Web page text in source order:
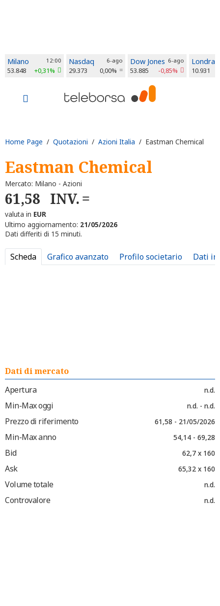
Milano 12:00
53.848 +0,31%
Nasdaq 6-ago
29.373 0,00%
Dow Jones 6-ago
53.885 -0,85%
Londra
10.931
Home Page / Quotazioni / Azioni Italia / Eastman Chemical
Eastman Chemical
Mercato: Milano - Azioni
61,58 INV.
valuta in EUR
Ultimo aggiornamento: 21/05/2026
Dati differiti di 15 minuti.
Scheda Grafico avanzato Profilo societario Dati
Dati di mercato
Apertura
n.d.
Min-Max oggi n.d. - n.d.
Prezzo di riferimento 61,58 - 21/05/2026
Min-Max anno 54,14 - 69,28
Bid 62,7 x 160
Ask 65,32 x 160
Volume totale n.d.
Controvalore n.d.